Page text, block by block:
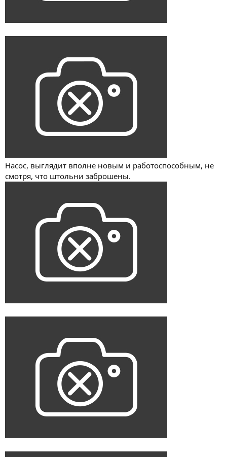
Насос, выглядит вполне новым и работоспособным, не
смотря, что штольни заброшены.